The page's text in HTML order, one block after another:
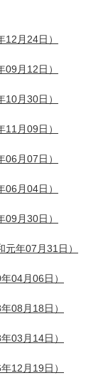
12月24日）
09月12日）
10月30日）
11月09日）
06月07日）
06月04日）
09月30日）
元年07月31日）
04月06日）
08月18日）
03月14日）
12月19日）